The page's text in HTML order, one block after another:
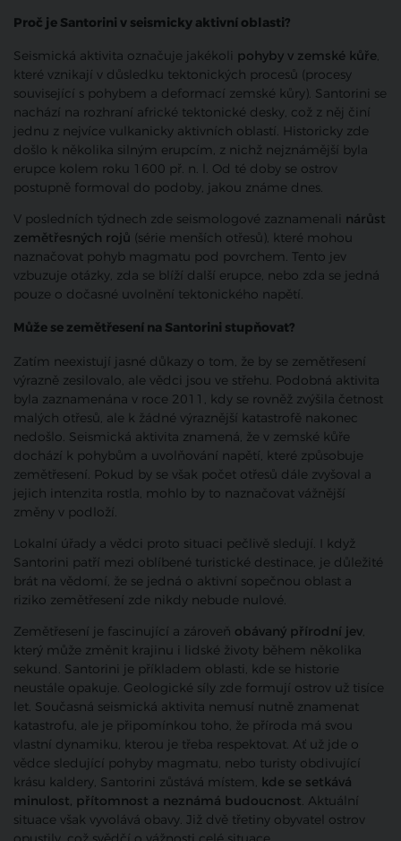
Proč je Santorini v seismicky aktivní oblasti?
Seismická aktivita označuje jakékoli pohyby v zemské kůře,
které vznikají v důsledku tektonických procesů (procesy
související s pohybem a deformací zemské kůry). Santorini se
nachází na rozhraní africké tektonické desky, což z něj činí
jednu z nejvíce vulkanicky aktivních oblastí. Historicky zde
došlo k několika silným erupcím, z nichž nejznámější byla
erupce kolem roku 1600 př. n. l. Od té doby se ostrov
postupně formoval do podoby, jakou známe dnes.
V posledních týdnech zde seismologové zaznamenali nárůst
zemětřesných rojů (série menších otřesů), které mohou
naznačovat pohyb magmatu pod povrchem. Tento jev
vzbuzuje otázky, zda se blíží další erupce, nebo zda se jedná
pouze o dočasné uvolnění tektonického napětí.
Může se zemětřesení na Santorini stupňovat?
Zatím neexistují jasné důkazy o tom, že by se zemětřesení
výrazně zesilovalo, ale vědci jsou ve střehu. Podobná aktivita
byla zaznamenána v roce 2011, kdy se rovněž zvýšila četnost
malých otřesů, ale k žádné výraznější katastrofě nakonec
nedošlo. Seismická aktivita znamená, že v zemské kůře
dochází k pohybům a uvolňování napětí, které způsobuje
zemětřesení. Pokud by se však počet otřesů dále zvyšoval a
jejich intenzita rostla, mohlo by to naznačovat vážnější
změny v podloží.
Lokalní úřady a vědci proto situaci pečlivě sledují. I když
Santorini patří mezi oblíbené turistické destinace, je důležité
brát na vědomí, že se jedná o aktivní sopečnou oblast a
riziko zemětřesení zde nikdy nebude nulové.
Zemětřesení je fascinující a zároveň obávaný přírodní jev,
který může změnit krajinu i lidské životy během několika
sekund. Santorini je příkladem oblasti, kde se historie
neustále opakuje. Geologické síly zde formují ostrov už tisíce
let. Současná seismická aktivita nemusí nutně znamenat
katastrofu, ale je připomínkou toho, že příroda má svou
vlastní dynamiku, kterou je třeba respektovat. Ať už jde o
vědce sledující pohyby magmatu, nebo turisty obdivující
krásu kaldery, Santorini zůstává místem, kde se setkává
minulost, přítomnost a neznámá budoucnost. Aktuální
situace však vyvolává obavy. Již dvě třetiny obyvatel ostrov